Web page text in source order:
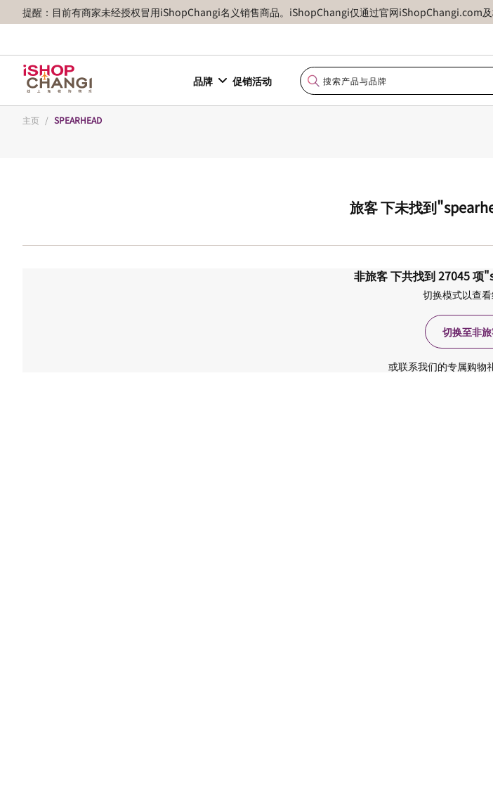
提醒：目前有商家未经授权冒用iShopChangi名义销售商品。iShopChangi仅通过官网iShopChangi.com
品牌 促销活动
主页 / SPEARHEAD
旅客下未找到
非旅客下共找到27045项
切换模式以查看
切换至非
或联系我们的专属购物